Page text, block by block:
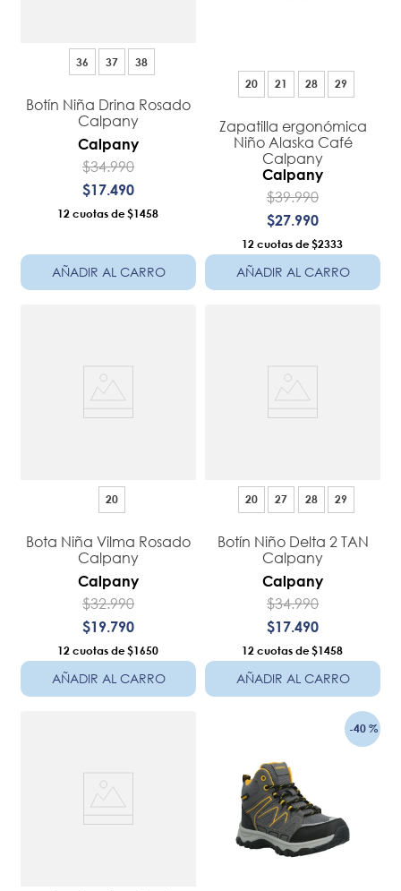
36 37 38
Botín Niña Drina Rosado
Calpany
Calpany
$34.990
$17 490
12 $1458
AÑADIR AL CARRO
20 21 28 29
Zapatilla ergonómica
Niño Alaska Café
Calpany
Calpany
$39.990
$27.990
12 $2333
AÑADIR AL CARRO
20
Bota Niña Vilma Rosado
Calpany
Calpany
$32.990
$19 790
12 $1650
AÑADIR AL CARRO
20 27 28 29
Botín Niño Delta 2 TAN
Calpany
Calpany
$34.990
$17 490
12 $1458
AÑADIR AL CARRO
-40 %